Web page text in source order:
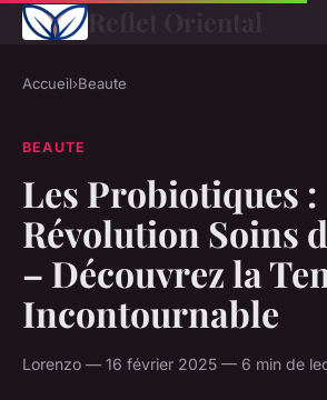
Reflet Oriental
Accueil›Beaute
BEAUTE
Les Probiotiques :
Révolution Soins
– Découvrez la
Incontournable
Lorenzo — 16 février 2025 — 6 min de